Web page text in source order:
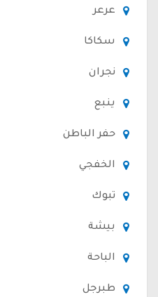
عرعر
سكاكا
نجران
ينبع
حفر الباطن
الخفجي
تبوك
بيشة
الباحة
طبرجل